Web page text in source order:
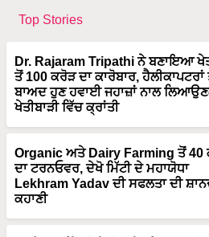
Top Stories
Dr. Rajaram Tripathi ਨੇ ਬਣਾਇਆ
ਤੋਂ 100 ਕਰੋੜ ਦਾ ਕਾਰੋਬਾਰ, ਹੈਲੀਕਾਪਟਰਾਂ
ਬਾਅਦ ਹੁਣ ਹਵਾਈ ਜਹਾਜ਼ਾਂ ਨਾਲ
ਖੇਤੀਬਾੜੀ ਵਿੱਚ ਕ੍ਰਾਂਤੀ
Organic ਅਤੇ Dairy Farming ਤੋਂ 40
ਦਾ ਟਰਨਓਵਰ, ਦੇਖੋ ਮਿੱਟੀ ਦੇ ਮਹਾਯੋਧਾ
Lekhram Yadav ਦੀ ਸਫਲਤਾ ਦੀ
ਕਹਾਣੀ